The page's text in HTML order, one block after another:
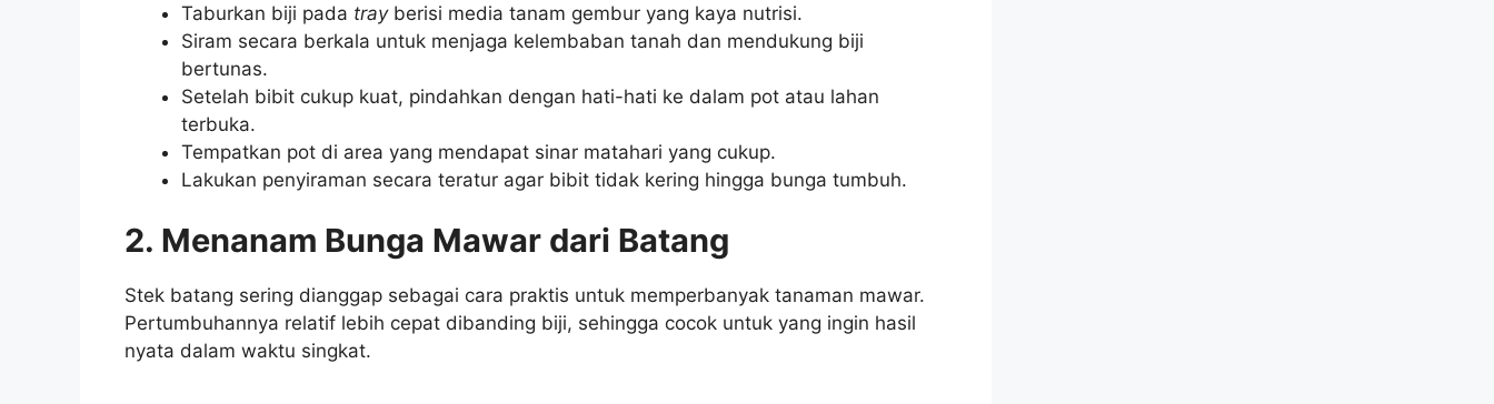
Taburkan biji pada trayberisi media tanam gembur yang kaya nutrisi.
Siram secara berkala untuk menjaga kelembaban tanah dan mendukung biji
bertunas.
Setelah bibit cukup kuat, pindahkan dengan hati-hati ke dalam pot atau lahan
terbuka.
Tempatkan pot di area yang mendapat sinar matahari yang cukup.
Lakukan penyiraman secara teratur agar bibit tidak kering hingga bunga tumbuh.
2. Menanam Bunga Mawar dari Batang
Stek batang sering dianggap sebagai cara praktis untuk memperbanyak tanaman mawar.
Pertumbuhannya relatif lebih cepat dibanding biji, sehingga cocok untuk yang ingin hasil
nyata dalam waktu singkat.